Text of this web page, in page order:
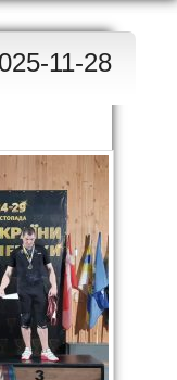
11-28